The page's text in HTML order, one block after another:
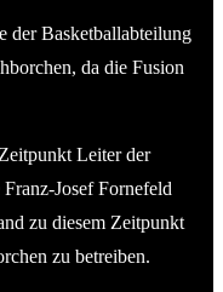
der Basketballabteilung
da die Fusion
Leiter der
Josef Fornefeld
zu diesem Zeitpunkt
zu betreiben.